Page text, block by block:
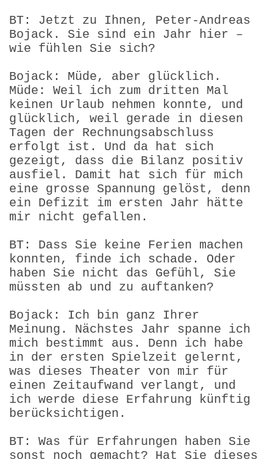
BT: Jetzt zu Ihnen, Peter-Andreas
Bojack. Sie sind ein Jahr hier –
wie fühlen Sie sich?
Bojack: Müde, aber glücklich.
Müde: Weil ich zum dritten Mal
keinen Urlaub nehmen konnte, und
glücklich, weil gerade in diesen
Tagen der Rechnungsabschluss
erfolgt ist. Und da hat sich
gezeigt, dass die Bilanz positiv
ausfiel. Damit hat sich für mich
eine grosse Spannung gelöst, denn
ein Defizit im ersten Jahr hätte
mir nicht gefallen.
BT: Dass Sie keine Ferien machen
konnten, finde ich schade. Oder
haben Sie nicht das Gefühl, Sie
müssten ab und zu auftanken?
Bojack: Ich bin ganz Ihrer
Meinung. Nächstes Jahr spanne ich
mich bestimmt aus. Denn ich habe
in der ersten Spielzeit gelernt,
was dieses Theater von mir für
einen Zeitaufwand verlangt, und
ich werde diese Erfahrung künftig
berücksichtigen.
BT: Was für Erfahrungen haben Sie
sonst noch gemacht? Hat Sie dieses